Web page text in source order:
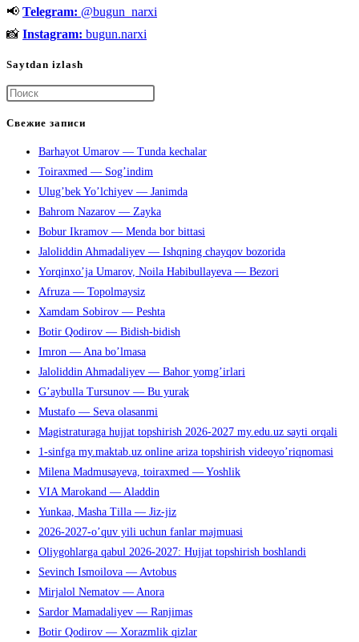
📢 Telegram: @bugun_narxi
📸 Instagram: bugun.narxi
Saytdan izlash
чтобы
панель
поиска.
Свежие записи
Barhayot Umarov — Tunda kechalar
Toiraxmed — Sog’indim
Ulug’bek Yo’lchiyev — Janimda
Bahrom Nazarov — Zayka
Bobur Ikramov — Menda bor bittasi
Jaloliddin Ahmadaliyev — Ishqning chayqov bozorida
Yorqinxo’ja Umarov, Noila Habibullayeva — Bezori
Afruza — Topolmaysiz
Xamdam Sobirov — Peshta
Botir Qodirov — Bidish-bidish
Imron — Ana bo’lmasa
Jaloliddin Ahmadaliyev — Bahor yomg’irlari
G’aybulla Tursunov — Bu yurak
Mustafo — Seva olasanmi
Magistraturaga hujjat topshirish 2026-2027 my.edu.uz sayti orqali
1-sinfga my.maktab.uz online ariza topshirish videoyo’riqnomasi
Milena Madmusayeva, toiraxmed — Yoshlik
VIA Marokand — Aladdin
Yunkaa, Masha Tilla — Jiz-jiz
2026-2027-o’quv yili uchun fanlar majmuasi
Oliygohlarga qabul 2026-2027: Hujjat topshirish boshlandi
Sevinch Ismoilova — Avtobus
Mirjalol Nematov — Anora
Sardor Mamadaliyev — Ranjimas
Botir Qodirov — Xorazmlik qizlar